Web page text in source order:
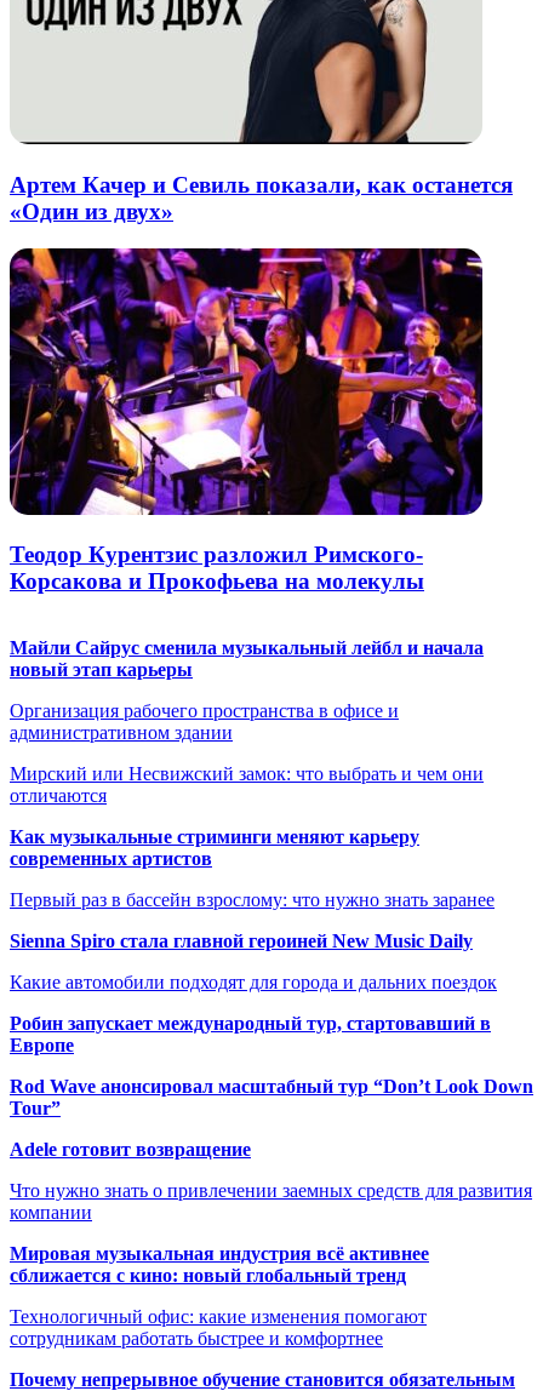
Артем Качер и Севиль показали, как останется
«Один из двух»
Теодор Курентзис разложил Римского-
Корсакова и Прокофьева на молекулы
Майли Сайрус сменила музыкальный лейбл и начала
новый этап карьеры
Организация рабочего пространства в офисе и
административном здании
Мирский или Несвижский замок: что выбрать и чем они
отличаются
Как музыкальные стриминги меняют карьеру
современных артистов
Первый раз в бассейн взрослому: что нужно знать заранее
Sienna Spiro стала главной героиней New Music Daily
Какие автомобили подходят для города и дальних поездок
Робин запускает международный тур, стартовавший в
Европе
Rod Wave анонсировал масштабный тур “Don’t Look Down
Tour”
Adele готовит возвращение
Что нужно знать о привлечении заемных средств для развития
компании
Мировая музыкальная индустрия всё активнее
сближается с кино: новый глобальный тренд
Технологичный офис: какие изменения помогают
сотрудникам работать быстрее и комфортнее
Почему непрерывное обучение становится обязательным